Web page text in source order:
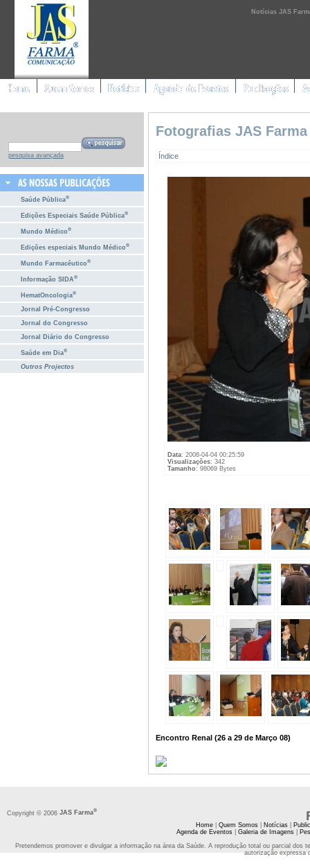
Notícias JAS
pesquisa avançada
Saúde Pública®
Edições Especiais Saúde Pública®
Mundo Médico®
Edições especiais Mundo Médico®
Mundo Farmacêutico®
Informação SIDA®
HematOncologia®
Jornal Pré-Congresso
Jornal do Congresso
Jornal Diário do Congresso
Saúde em Dia®
Outros Projectos
Fotografias JAS
Índice
Data: 2008-04-04 00:25:59
Visualizações: 342
Tamanho: 98069 Bytes
Encontro Renal (26 a 29 de Março 08)
Copyright © 2006 JAS Farma®
Home| Quem Somos| Notícias|
Agenda de Eventos| Galeria de Imagens|
Pretendemos promover e divulgar a informação na área da Saúde. A reprodução total ou parcial
autorização expressa